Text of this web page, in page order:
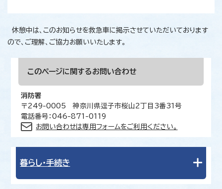
休憩中は、このお知らせを救急車に掲示させていただいております
ので、ご理解、ご協力お願いいたします。
このページに関する お問い合わせ
消防署
〒249-0005 神奈川県逗子市桜山2丁目3番31号
電話番号：046-871-0119
お問い合わせは専用フォームをご利用ください。
暮らし・手続き